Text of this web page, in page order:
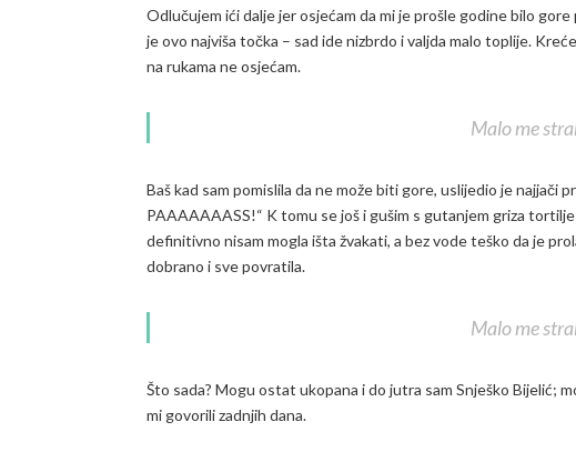
Odlučujem ići dalje jer osjećam da mi je prošle godine bilo
je ovo najviša točka – sad ide nizbrdo i valjda malo toplije.
na rukama ne osjećam.
Malo me
Baš kad sam pomislila da ne može biti gore, uslijedio je najjači
PAAAAAAASS!“ K tomu se još i gušim s gutanjem griza
definitivno nisam mogla išta žvakati, a bez vode teško da je
dobrano i sve povratila.
Malo me
Što sada? Mogu ostat ukopana i do jutra sam Snješko Bijelić;
mi govorili zadnjih dana.